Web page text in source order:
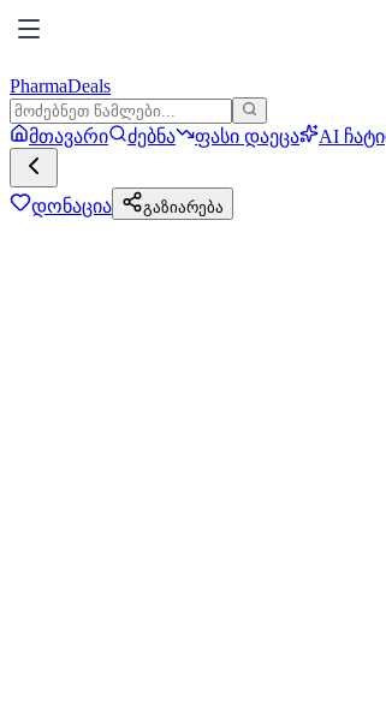
PharmaDeals
მთავარი ძებნა ფასი დაეცა AI ჩატი
დონაცია გაზიარება